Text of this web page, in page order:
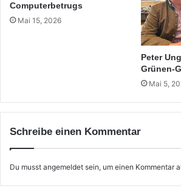
Computerbetrugs
Mai 15, 2026
Peter
Grünen-
Mai 5,
Schreibe einen Kommentar
Du musst angemeldet sein, um einen Kommentar